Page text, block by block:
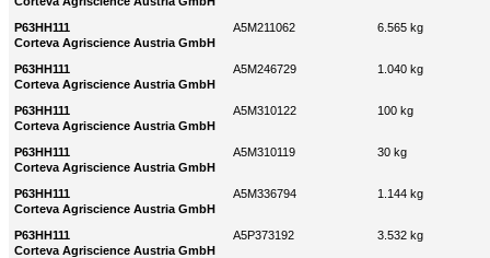
P63HH111
Corteva Agriscience Austria GmbH
A5M211062 6.565 kg
P63HH111
Corteva Agriscience Austria GmbH
A5M246729 1.040 kg
P63HH111
Corteva Agriscience Austria GmbH
A5M310122 100 kg
P63HH111
Corteva Agriscience Austria GmbH
A5M310119 30 kg
P63HH111
Corteva Agriscience Austria GmbH
A5M336794 1.144 kg
P63HH111
Corteva Agriscience Austria GmbH
A5P373192 3.532 kg